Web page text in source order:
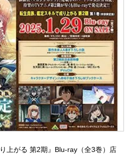
上がる 第2期』Blu-ray（全3巻）店